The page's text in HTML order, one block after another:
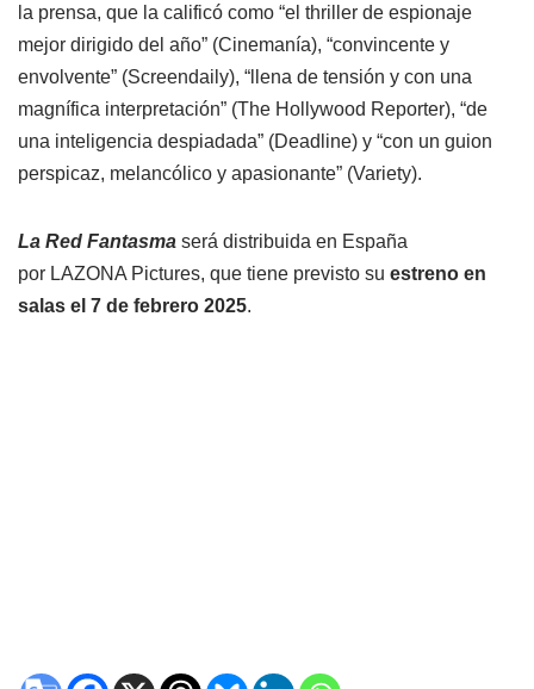
la prensa, que la calificó como “el thriller de espionaje
mejor dirigido del año” (Cinemanía), “convincente y
envolvente” (Screendaily), “llena de tensión y con una
magnífica interpretación” (The Hollywood Reporter), “de
una inteligencia despiadada” (Deadline) y “con un guion
perspicaz, melancólico y apasionante” (Variety).
La Red Fantasma será distribuida en España
por LAZONA Pictures, que tiene previsto su estreno en
salas el 7 de febrero 2025.